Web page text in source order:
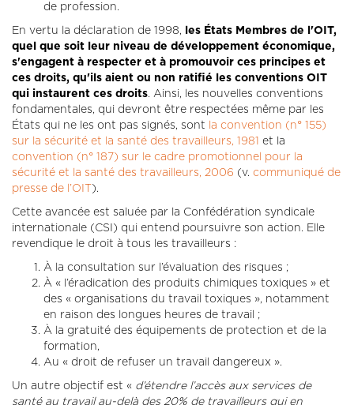
de profession.
En vertu la déclaration de 1998,
les États Membres de l'OIT,
quel que soit leur niveau de développement économique,
s'engagent à respecter et à promouvoir ces principes et
ces droits, qu'ils aient ou non ratifié les conventions OIT
qui instaurent ces droits. Ainsi, les nouvelles conventions
fondamentales, qui devront être respectées même par les
États qui ne les ont pas signés, sont la convention (n° 155)
sur la sécurité et la santé des travailleurs, 1981 et la
convention (n° 187) sur le cadre promotionnel pour la
sécurité et la santé des travailleurs, 2006 (v. communiqué de
presse de l’OIT).
Cette avancée est saluée par la Confédération syndicale
internationale (CSI) qui entend poursuivre son action. Elle
revendique le droit à tous les travailleurs :
À la consultation sur l’évaluation des risques ;
À « l’éradication des produits chimiques toxiques » et
des « organisations du travail toxiques », notamment
en raison des longues heures de travail ;
À la gratuité des équipements de protection et de la
formation,
Au « droit de refuser un travail dangereux ».
Un autre objectif est « d’étendre l’accès aux services de
santé au travail au-delà des 20% de travailleurs qui en